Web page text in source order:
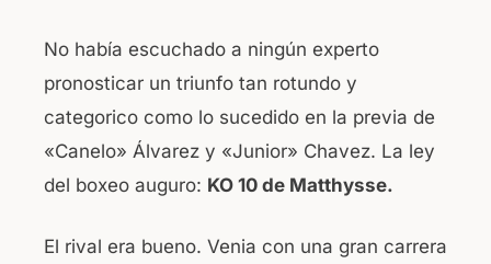
No había escuchado a ningún experto
pronosticar un triunfo tan rotundo y
categorico como lo sucedido en la previa de
«Canelo» Álvarez y «Junior» Chavez. La ley
del boxeo auguro: KO 10 de Matthysse.
El rival era bueno. Venia con una gran carrera